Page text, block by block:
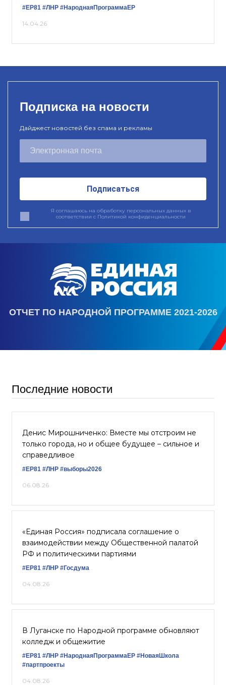
#ЕР81 #ЛНР #НароднаяПрограммаЕР
14.04.26
Подписка на новости
Дайджест новостей без спама и рекламы
Подписаться
Я соглашаюсь на обработку персональных данных в
соответствии с Политикой конфиденциальности
ОТЧЕТ ПО НАРОДНОЙ ПРОГРАММЕ 2021-2026
Последние новости
Денис Мирошниченко: Вместе мы отстроим не
только города, но и общее будущее – сильное и
справедливое
#ЕР81 #ЛНР #выборы2026
06.08.26
«Единая Россия» подписала соглашение о
взаимодействии между Общественной палатой
РФ и политическими партиями
#ЕР81 #ЛНР #Госдума
04.08.26
В Луганске по Народной программе обновляют
колледж и общежитие
#ЕР81 #ЛНР #НароднаяПрограммаЕР #НоваяШкола
#партпроекты
04.08.26